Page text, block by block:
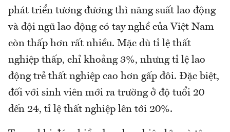
phát triển tương đương thì năng suất lao động
và đội ngũ lao động có tay nghề của Việt Nam
còn thấp hơn rất nhiều. Mặc dù tỉ lệ thất
nghiệp thấp, chỉ khoảng 3%, nhưng tỉ lệ lao
động trẻ thất nghiệp cao hơn gấp đôi. Đặc biệt,
đối với sinh viên mới ra trường ở độ tuổi 20
đến 24, tỉ lệ thất nghiệp lên tới 20%.